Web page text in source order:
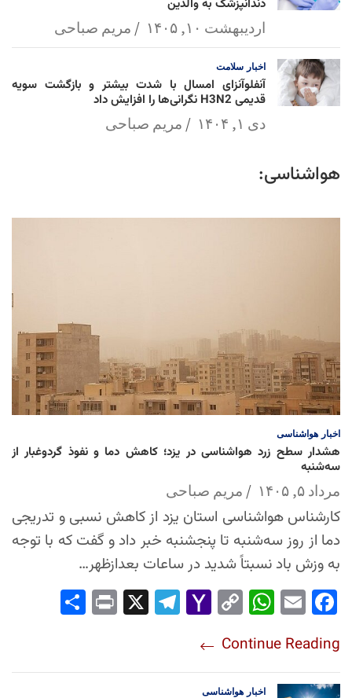
دندانپزشک به والدین
اردیبهشت ۱۰, ۱۴۰۵ مریم صباحی
اخبار سلامت
آنفلوآنزای امسال با شدت بیشتر و بازگشت سویه
قدیمی H3N2 نگرانی‌ها را افزایش داد
دی ۱, ۱۴۰۴ مریم صباحی
هواشناسی:
اخبار هواشناسی
هشدار سطح زرد هواشناسی در یزد؛ کاهش دما و نفوذ گردوغبار از
سه‌شنبه
مرداد ۵, ۱۴۰۵ مریم صباحی
کارشناس هواشناسی استان یزد از کاهش نسبی و تدریجی
دما از روز سه‌شنبه تا پنجشنبه خبر داد و گفت که با توجه
به وزش باد نسبتاً شدید در ساعات بعدازظهر…
Fac
ok
Em
Wh
Ap
p
Co
Lin
k
Yah
l
Tel
Pri
Continue Reading
اخبار هواشناسی